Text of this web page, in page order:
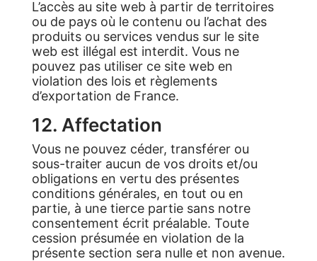
L’accès au site web à partir de territoires
ou de pays où le contenu ou l’achat des
produits ou services vendus sur le site
web est illégal est interdit. Vous ne
pouvez pas utiliser ce site web en
violation des lois et règlements
d’exportation de France.
12. Affectation
Vous ne pouvez céder, transférer ou
sous-traiter aucun de vos droits et/ou
obligations en vertu des présentes
conditions générales, en tout ou en
partie, à une tierce partie sans notre
consentement écrit préalable. Toute
cession présumée en violation de la
présente section sera nulle et non avenue.